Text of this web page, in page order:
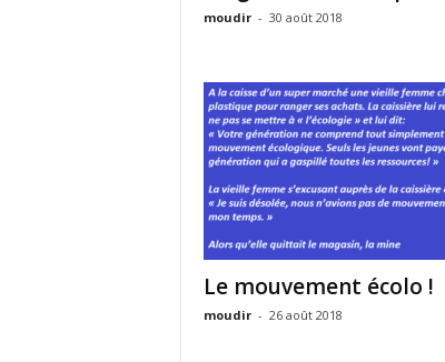
moudir - 30 août 2018
Le mouvement écolo !
moudir - 26 août 2018